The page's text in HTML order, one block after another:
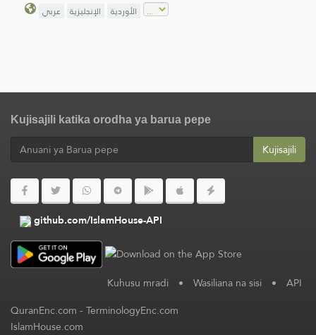
عربي الإنجليزية الأوردية
Kujisajili katika orodha ya barua pepe
Kujisajili
github.com/IslamHouse-API
Kuhusu mradi • Wasiliana na sisi • API
QuranEnc.com-TerminologyEnc.com
IslamHouse.com